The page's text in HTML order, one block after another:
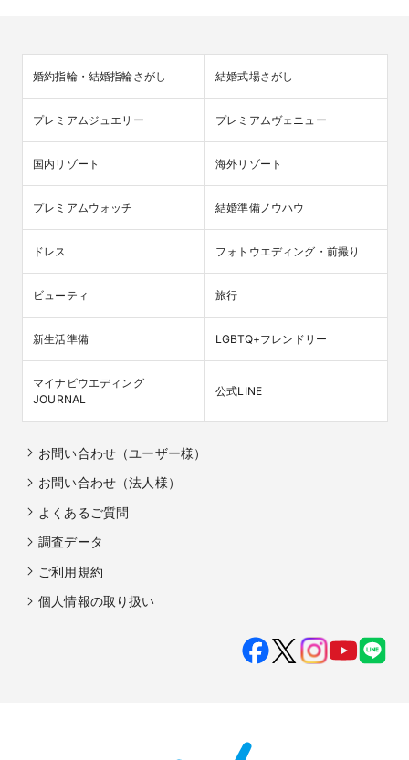
婚約指輪・結婚指輪さがし 結婚式場さがし
プレミアムジュエリー プレミアムヴェニュー
国内リゾート 海外リゾート
プレミアムウォッチ 結婚準備ノウハウ
ドレス フォトウエディング・前撮り
ビューティ 旅行
新生活準備 LGBTQ+フレンドリー
マイナビウエディング
JOURNAL
公式LINE
お問い合わせ（ユーザー様）
お問い合わせ（法人様）
よくあるご質問
調査データ
ご利用規約
個人情報の取り扱い